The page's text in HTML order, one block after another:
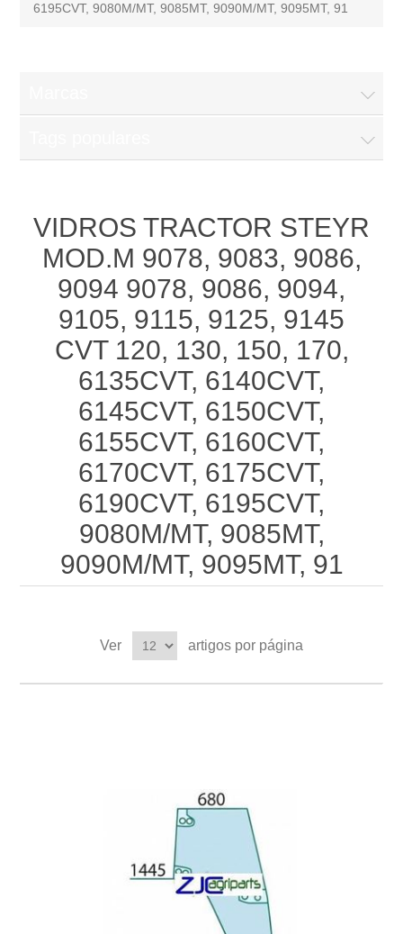
6195CVT, 9080M/MT, 9085MT, 9090M/MT, 9095MT, 91
VIDROS TRACTOR STEYR
MOD.M 9078, 9083, 9086,
9094 9078, 9086, 9094,
9105, 9115, 9125, 9145
CVT 120, 130, 150, 170,
6135CVT, 6140CVT,
6145CVT, 6150CVT,
6155CVT, 6160CVT,
6170CVT, 6175CVT,
6190CVT, 6195CVT,
9080M/MT, 9085MT,
9090M/MT, 9095MT, 91
Ver artigos por página